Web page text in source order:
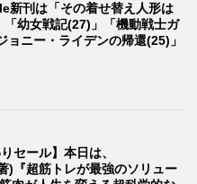
新刊は「その着せ替え人形は
「幼女戦記(27)」「機動戦士ガ
ョニー・ライデンの帰還(25)」
セール】本日は、
『超筋トレが最強のソリュー